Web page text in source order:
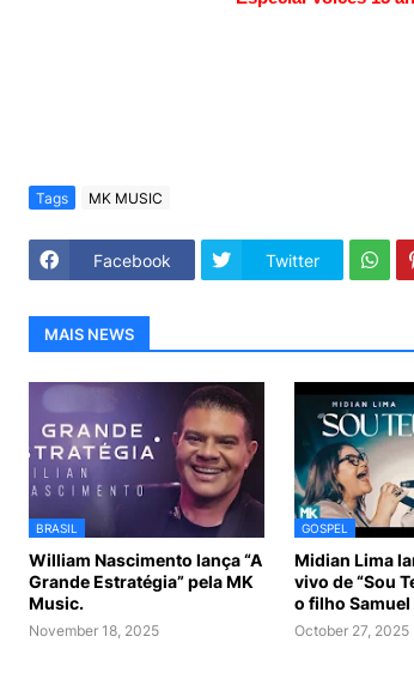
Tags MK MUSIC
Facebook Twitter
MAIS NEWS
BRASIL
William Nascimento lança “A
Grande Estratégia” pela MK
Music.
November 18, 2025
GOSPEL
Midian Lima
vivo de “Sou
o filho Samuel
October 27, 2025